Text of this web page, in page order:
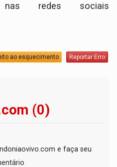
redes sociais
ao esquecimento Reportar Erro
(0)
e faça seu